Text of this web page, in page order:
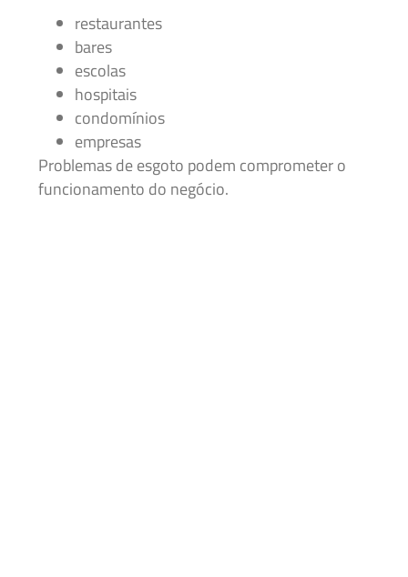
restaurantes
bares
escolas
hospitais
condomínios
empresas
Problemas de esgoto podem comprometer o
funcionamento do negócio.